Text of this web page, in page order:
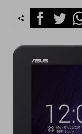
FacebookTwitter